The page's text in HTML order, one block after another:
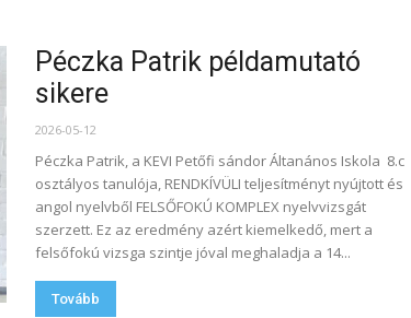
Péczka Patrik példamutató
sikere
2026-05-12
Péczka Patrik, a KEVI Petőfi sándor Áltanános Iskola 8.c
osztályos tanulója, RENDKÍVÜLI teljesítményt nyújtott és
angol nyelvből FELSŐFOKÚ KOMPLEX nyelvvizsgát
szerzett. Ez az eredmény azért kiemelkedő, mert a
felsőfokú vizsga szintje jóval meghaladja a 14...
Tovább